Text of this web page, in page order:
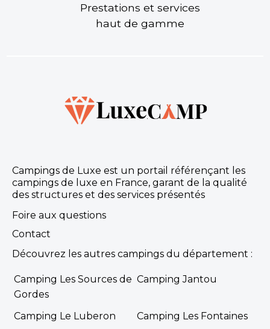
Prestations et services
haut de gamme
Campings de Luxe est un portail référençant les
campings de luxe en France, garant de la qualité
des structures et des services présentés
Foire aux questions
Contact
Découvrez les autres campings du département :
Camping Les Sources de
Gordes
Camping Jantou
Camping Le Luberon
Camping Les Fontaines